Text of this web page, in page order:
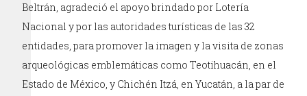
Beltrán, agradeció el apoyo brindado por Lotería
Nacional y por las autoridades turísticas de las 32
entidades, para promover la imagen y la visita de zonas
arqueológicas emblemáticas como Teotihuacán, en el
Estado de México, y Chichén Itzá, en Yucatán, a la par de